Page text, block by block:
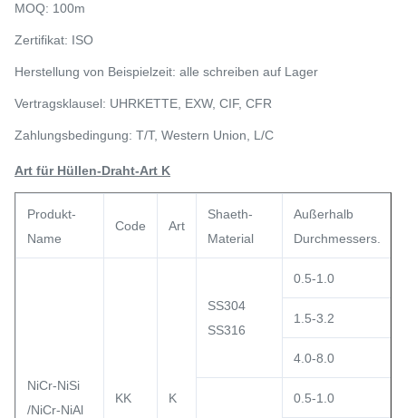
MOQ: 100m
Zertifikat: ISO
Herstellung von Beispielzeit: alle schreiben auf Lager
Vertragsklausel: UHRKETTE, EXW, CIF, CFR
Zahlungsbedingung: T/T, Western Union, L/C
Art für Hüllen-Draht-Art K
Produkt-
Name
Code Art
Shaeth-
Material
Außerhalb
Durchmessers.
NiCr-NiSi
/NiCr-NiAl
KK K
SS304
SS316
0.5-1.0
1.5-3.2
4.0-8.0
0.5-1.0